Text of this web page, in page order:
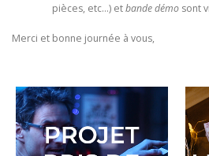
pièces, etc…) etbande démosont
Merci et bonne journée à vous,